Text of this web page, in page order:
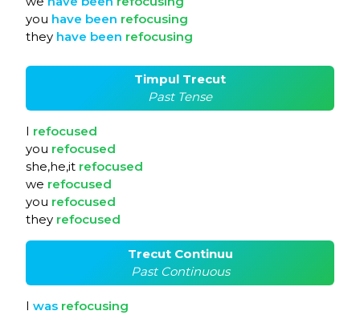
you have been refocusing
they have been refocusing
Timpul Trecut
Past Tense
I refocused
you refocused
she,he,it refocused
we refocused
you refocused
they refocused
Trecut Continuu
Past Continuous
I was refocusing